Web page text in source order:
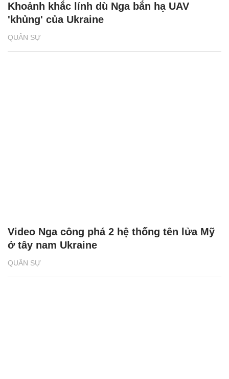
QUÂN SỰ
Khoảnh khắc lính dù Nga bắn hạ UAV
'khủng' của Ukraine
QUÂN SỰ
Video Nga công phá 2 hệ thống tên lửa Mỹ
ở tây nam Ukraine